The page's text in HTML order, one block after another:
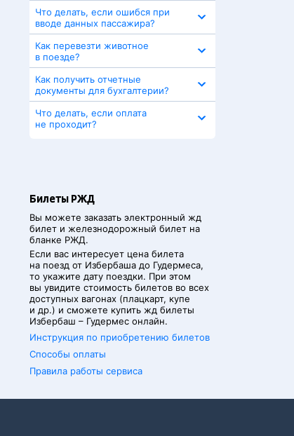
Что делать, если ошибся при
вводе данных пассажира?
Как перевезти животное
в поезде?
Как получить отчетные
документы для бухгалтерии?
Что делать, если оплата
не проходит?
Билеты РЖД
Вы можете заказать электронный жд
билет и железнодорожный билет на
бланке РЖД.
Если вас интересует цена билета
на поезд от Избербаша до Гудермеса,
то укажите дату поездки. При этом
вы увидите стоимость билетов во всех
доступных вагонах (плацкарт, купе
и др.) и сможете купить жд билеты
Избербаш – Гудермес онлайн.
Инструкция по приобретению билетов
Способы оплаты
Правила работы сервиса